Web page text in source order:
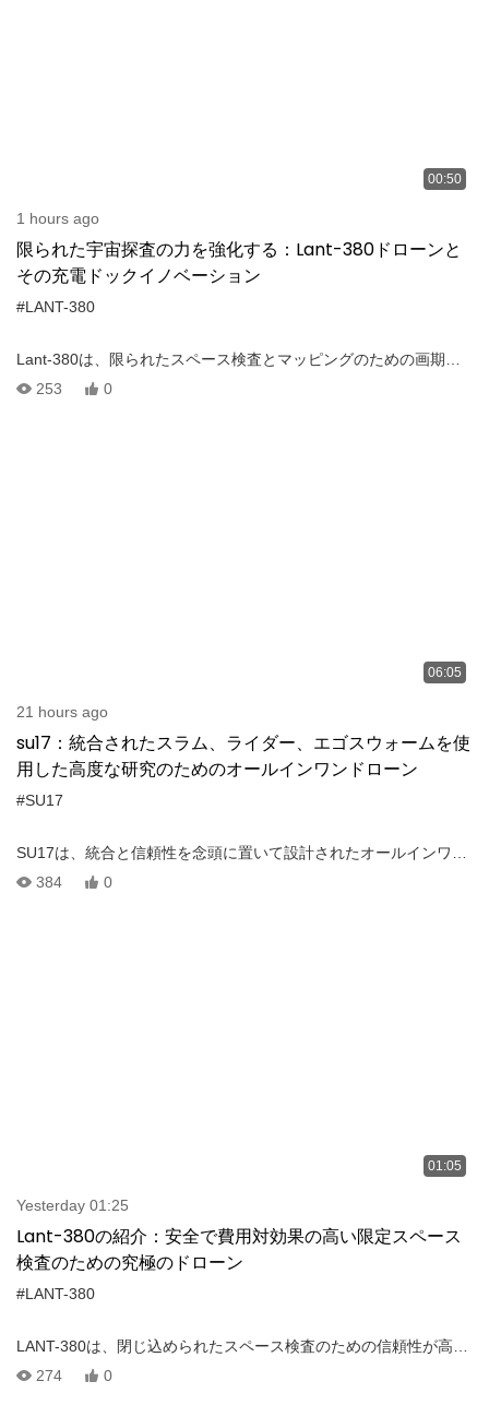
00:50
1 hours ago
限られた宇宙探査の力を強化する：Lant-380ドローンと
その充電ドックイノベーション
#LANT-380
Lant-380は、限られたスペース検査とマッピングのための画期的
なソリューションです！この最先端のドローンを使用した、トン
253 0
06:05
21 hours ago
su17：統合されたスラム、ライダー、エゴスウォームを使
用した高度な研究のためのオールインワンドローン
#SU17
SU17は、統合と信頼性を念頭に置いて設計されたオールインワン
の研究ドローンプラットフォームです。 フライトコントローラ
384 0
01:05
Yesterday 01:25
Lant-380の紹介：安全で費用対効果の高い限定スペース
検査のための究極のドローン
#LANT-380
LANT-380は、閉じ込められたスペース検査のための信頼性が高
く、より安全で、より費用効率の高いドローンであり、トンネ
274 0